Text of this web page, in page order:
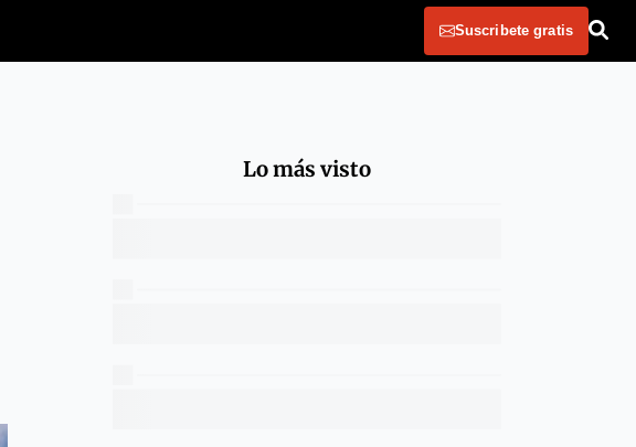
Suscribete gratis
Lo más visto